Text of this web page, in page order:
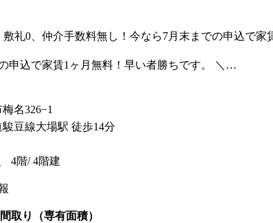
敷礼0、仲介手数料無し！今なら7月末までの申込で
申込で家賃1ヶ月無料！早い者勝ちです。 ＼…
名326−1
豆線大場駅 徒歩14分
4階/ 4階建
間取り（専有面積）